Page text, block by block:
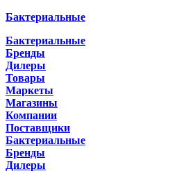
Бактериальные
Бактериальные
Бренды
Дилеры
Товары
Маркеты
Магазины
Компании
Поставщики
Бактериальные
Бренды
Дилеры